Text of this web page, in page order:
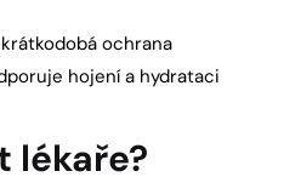
ochrana
hojení a hydrataci
lékaře?